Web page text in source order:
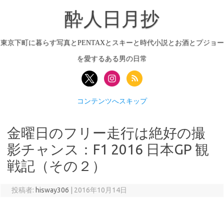
酔人日月抄
東京下町に暮らす写真とPENTAXとスキーと時代小説とお酒とプジョー
を愛するある男の日常
コンテンツへスキップ
金曜日のフリー走行は絶好の撮
影チャンス：F1 2016 日本GP 観
戦記（その２）
投稿者: hisway306 2016年10月14日